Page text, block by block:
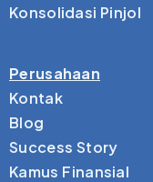
Konsolidasi Pinjol
Perusahaan
Kontak
Blog
Success Story
Kamus Finansial